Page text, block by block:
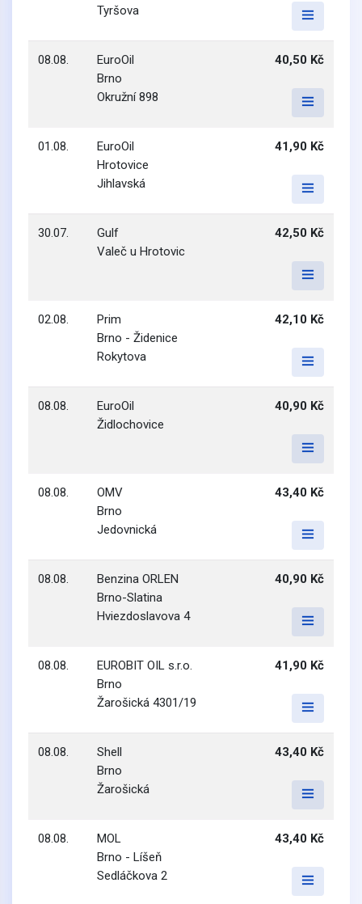
Tyršova
08.08.
EuroOil
Brno
Okružní 898
40,50 Kč
01.08.
EuroOil
Hrotovice
Jihlavská
41,90 Kč
30.07.
Gulf
Valeč u Hrotovic
42,50 Kč
02.08.
Prim
Brno - Židenice
Rokytova
42,10 Kč
08.08.
EuroOil
Židlochovice
40,90 Kč
08.08.
OMV
Brno
Jedovnická
43,40 Kč
08.08.
Benzina ORLEN
Brno-Slatina
Hviezdoslavova 4
40,90 Kč
08.08.
EUROBIT OIL s.r.o.
Brno
Žarošická 4301/19
41,90 Kč
08.08.
Shell
Brno
Žarošická
43,40 Kč
08.08.
MOL
Brno - Líšeň
Sedláčkova 2
43,40 Kč